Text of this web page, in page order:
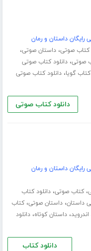
داستان و رمان
کتاب صوتی،داستان صوتی،
صوتی،دانلود کتاب صوتی
کتاب گویا،دانلود کتاب صوتی
دانلود کتاب صوتی
داستان و رمان
،کتاب صوتی،دانلود کتاب
داستان،داستان صوتی،کتاب
،داستان کوتاه،دانلود
دانلود کتاب